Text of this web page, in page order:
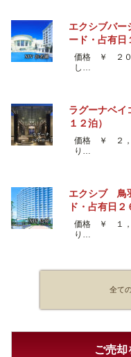
エクシブバ
ード・占有日
価格 ￥ ２０
し…
ラグーナベ
１２泊）
価格 ￥ ２，
り…
エクシブ 鳥
ド・占有日２
価格 ￥ １，
り…
全て
ご売却